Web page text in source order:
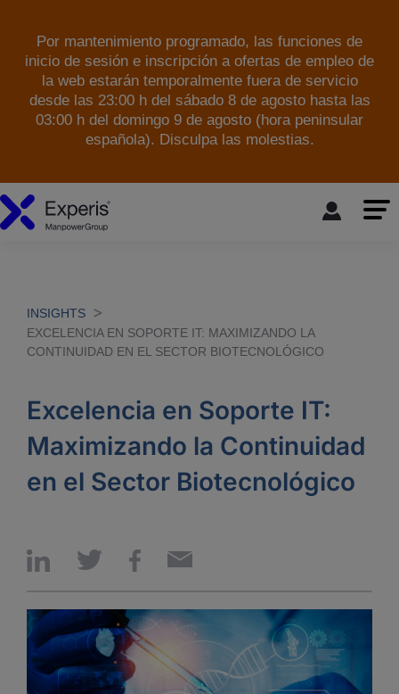
Por mantenimiento programado, las funciones de
inicio de sesión e inscripción a ofertas de empleo de
la web estarán temporalmente fuera de servicio
desde las 23:00 h del sábado 8 de agosto hasta las
03:00 h del domingo 9 de agosto (hora peninsular
española). Disculpa las molestias.
INSIGHTS
EXCELENCIA EN SOPORTE IT: MAXIMIZANDO LA
CONTINUIDAD EN EL SECTOR BIOTECNOLÓGICO
Excelencia en Soporte IT:
Maximizando la Continuidad
en el Sector Biotecnológico